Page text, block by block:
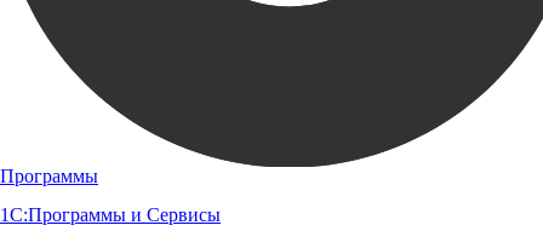
Программы
1С:Программы и Сервисы